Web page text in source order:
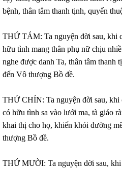
bệnh, thân tâm thanh tịnh, quyến
THỨ TÁM: Ta nguyện đời sau, khi
hữu tình mang thân phụ nữ chịu
nghe được danh Ta, thân tâm thanh
đến Vô thượng Bồ đề.
THỨ CHÍN: Ta nguyện đời sau,
có hữu tình sa vào lưới ma, tà giáo
khai thị cho họ, khiến khỏi đường
thượng Bồ đề.
THỨ MƯỜI: Ta nguyện đời sau,